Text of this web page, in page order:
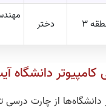
3 دختر
دانشگاه
دانشگاه‌ها از چارت